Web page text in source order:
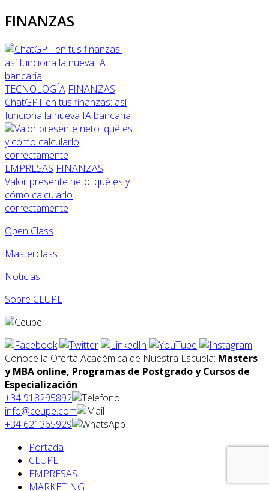
FINANZAS
TECNOLOGÍA FINANZAS
ChatGPT en tus finanzas: así
funciona la nueva IA bancaria
EMPRESAS FINANZAS
Valor presente neto: qué es y
cómo calcularlo
correctamente
Open Class
Masterclass
Noticias
Sobre CEUPE
Conoce la Oferta Académica de Nuestra Escuela: Masters
y MBA online, Programas de Postgrado y Cursos de
Especialización
+34 918295892
info@ceupe.com
+34 621365929
Portada
CEUPE
EMPRESAS
MARKETING